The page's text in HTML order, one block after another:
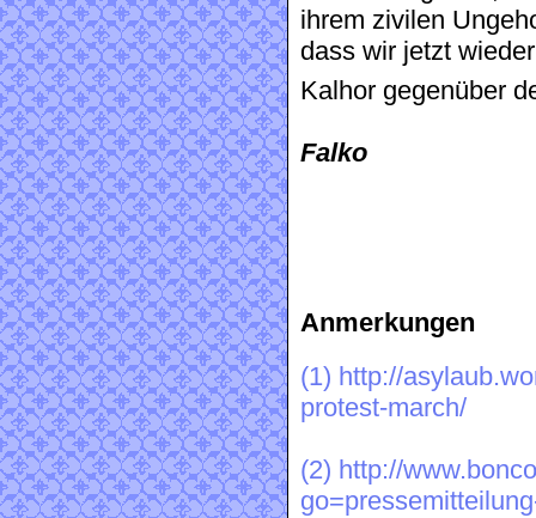
ihrem zivilen
dass wir jetzt
Kalhor gegenüber
Falko
Anmerkungen
(1) http://
protest-march/
(2) http://